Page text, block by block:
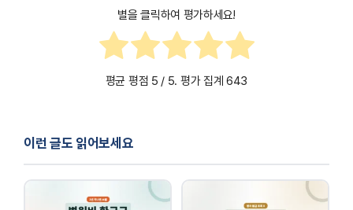
별을 클릭하여 평가하세요!
평균 평점 5 / 5. 평가 집계643
이런 글도 읽어보세요